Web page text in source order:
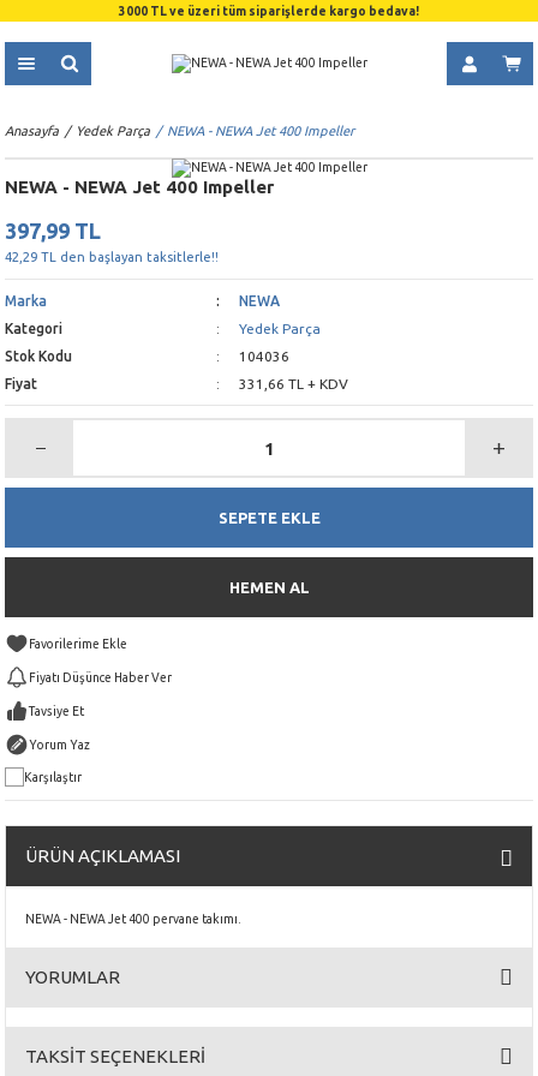
3000 TL ve üzeri tüm siparişlerde kargo bedava!
Anasayfa Yedek Parça NEWA - NEWA Jet 400 Impeller
NEWA - NEWA Jet 400 Impeller
397,99 TL
42,29 TL den başlayan taksitlerle!!
Marka
NEWA
Kategori
Yedek Parça
Stok Kodu
104036
Fiyat
331,66 TL + KDV
SEPETE EKLE
HEMEN AL
Fiyatı Düşünce Haber Ver
Tavsiye Et
Yorum Yaz
Karşılaştır
ÜRÜN AÇIKLAMASI
NEWA - NEWA Jet 400 pervane takımı.
YORUMLAR
TAKSİT SEÇENEKLERİ